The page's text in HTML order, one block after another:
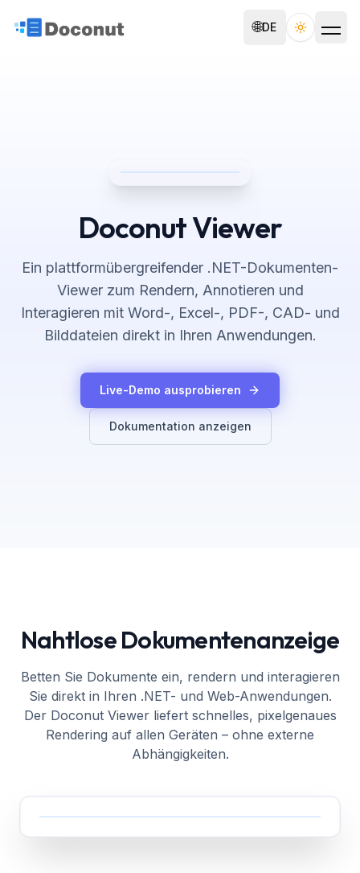
🌐DE Toggle
Doconut Viewer
Ein plattformübergreifender .NET-Dokumenten-
Viewer zum Rendern, Annotieren und
Interagieren mit Word-, Excel-, PDF-, CAD- und
Bilddateien direkt in Ihren Anwendungen.
Live-Demo ausprobieren
Dokumentation anzeigen
Nahtlose Dokumentenanzeige
Betten Sie Dokumente ein, rendern und interagieren
Sie direkt in Ihren .NET- und Web-Anwendungen.
Der Doconut Viewer liefert schnelles, pixelgenaues
Rendering auf allen Geräten – ohne externe
Abhängigkeiten.